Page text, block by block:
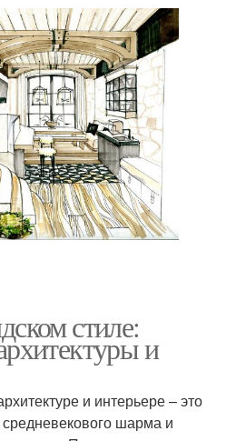
стиле:
и
и интерьере – это
шарма и